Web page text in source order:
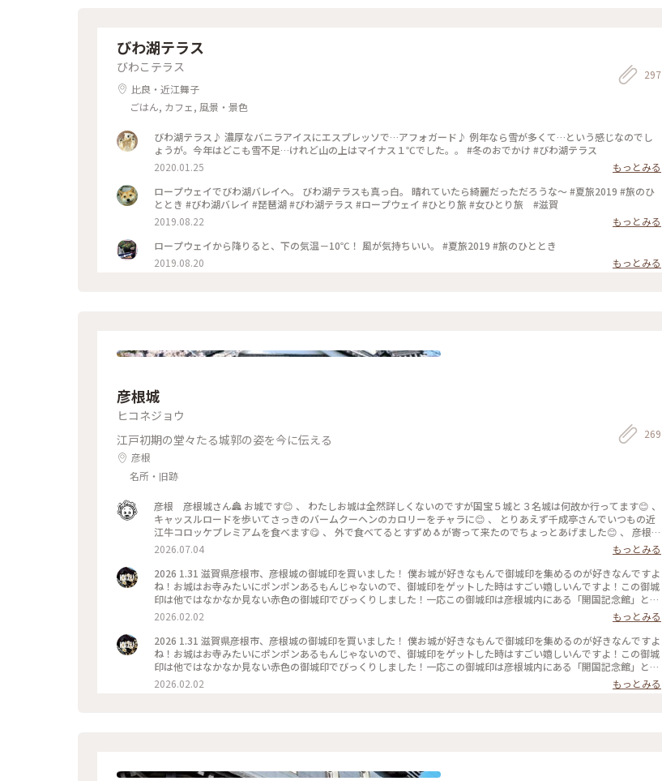
びわ湖テラス
びわこテラス
比良・近江舞子
ごはん, カフェ, 風景・景色
297
びわ湖テラス♪ 濃厚なバニラアイスにエスプレッソで…アフォガード♪ 例年なら雪が多くて…という感じなのでし
ょうが。今年はどこも雪不足…けれど山の上はマイナス１℃でした。。 #冬のおでかけ #びわ湖テラス
2020.01.25
もっとみる
ロープウェイでびわ湖バレイへ。 びわ湖テラスも真っ白。 晴れていたら綺麗だっただろうな～ #夏旅2019 #旅のひ
ととき #びわ湖バレイ #琵琶湖 #びわ湖テラス #ロープウェイ #ひとり旅 #女ひとり旅 #滋賀
2019.08.22
もっとみる
ロープウェイから降りると、下の気温－10℃！ 風が気持ちいい。 #夏旅2019 #旅のひととき
2019.08.20
もっとみる
彦根城
ヒコネジョウ
江戸初期の堂々たる城郭の姿を今に伝える
彦根
名所・旧跡
269
彦根 彦根城さん🏯 お城です😊 、 わたしお城は全然詳しくないのですが国宝５城と３名城は何故か行ってます😊 、
キャッスルロードを歩いてさっきのバームクーヘンのカロリーをチャラに😊 、 とりあえず千成亭さんでいつもの近
江牛コロッケプレミアムを食べます😋 、 外で食べてるとすずめ🐧が寄って来たのでちょっとあげました😊 、 彦根東
高校の前を通ると練習してますね⚾️ 滋賀県は7月5日開幕です🎊 ちょっと見ていきましょう🙂 、 彦根城に着いた頃に
は最終入場時間が迫ってました🫨 、 彦根城は天守閣までの道のりにいろんな仕掛けがされてます😊 、 まず入り口が
石垣の上😳 ぐるっと回って橋を渡った先が入り口です🚪✨ しかし入り口の両脇に櫓があり弓や鉄砲の的になります
🫨 、 さらにこの橋は落とし橋と言われる その名の通り敵が来たら簡単に落とせる構造です😊 、 入り口まで行く階
段の高さや踏面は不均等になって駆け上がりにくくなってます😊 、 天守には外から見えにくい矢狭間、鉄砲狭間が
あり何処から狙われてるのかわかりません🙃 、 彦根城に行く時は攻めるつもりで行くと楽しいですよ😊 、 そんなあ
きら🔰は暑さと体力の限界で中には入らず逃げ帰って来ました😂 、 はやく降りてかき氷食べたい🥹 、 祥福 たこ壱
さんでかき氷🍧とたこ焼き🐙食べました☺️ 、 #あきらの近畿
2026.07.04
もっとみる
2026 1.31 滋賀県彦根市、彦根城の御城印を買いました！ 僕お城が好きなもんで御城印を集めるのが好きなんですよ
ね！お城はお寺みたいにポンポンあるもんじゃないので、御城印をゲットした時はすごい嬉しいんですよ！この御城
印は他ではなかなか見ない赤色の御城印でびっくりしました！一応この御城印は彦根城内にある「開国記念館」とい
う資料館で買うことができます。御城印以外にも日本100名城スタンプもここで押せます。 ちなみに中は撮影禁止で
すが、彦根に関する歴史や模型があってなかなか楽しかったですよ！中にレゴで作られた彦根城の模型があるんです
が、撮影オッケーなことを知らずに写真を撮らずに通り過ぎてしまいました...まあ仕方ないですね。#滋賀 #城 #御城
印 #博物館 #資料館 #コレクション
2026.02.02
もっとみる
2026 1.31 滋賀県彦根市、彦根城の御城印を買いました！ 僕お城が好きなもんで御城印を集めるのが好きなんですよ
ね！お城はお寺みたいにポンポンあるもんじゃないので、御城印をゲットした時はすごい嬉しいんですよ！この御城
印は他ではなかなか見ない赤色の御城印でびっくりしました！一応この御城印は彦根城内にある「開国記念館」とい
う資料館で買うことができます。御城印以外にも日本100名城スタンプもここで押せます。 ちなみに中は撮影禁止で
すが、彦根に関する歴史や模型があってなかなか楽しかったですよ！中にレゴで作られた彦根城の模型があるんです
2026.02.02 もっとみる